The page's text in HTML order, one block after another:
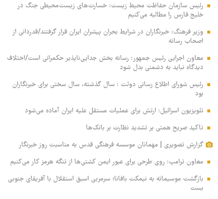
رئیس سازمان حفاظت محیط زیست: خسارت‌های زیست‌محیطی جنگ در
خلیج فارس را مطالبه‌ می‌کنیم
وزیر فرهنگ: خبرنگاران در شرایط بحران پیشران ایران قرار گرفتند/قدردانی از
اصحاب رسانه
معاون اجرایی رئیس جمهور: رسانه بخش جدایی‌ناپذیر حکمرانی است/اختلاف
دیدگاه نباید به دشمنی بدل شود
رئیس شورای اطلاع رسانی دولت : سال گذشته، سال سختی برای خبرنگاران
بود
تلویزیون اسرائیل: ارتش برای عملیات مستقل علیه ایران آماده می‌شود
تاکید صریح همتی بر تشدید نظارت بر بانک‌ها
گزارش تصویری | مهمانان موسسه فرهنگی قدس به مناسبت روز خبرنگار
معاون ترامپ: روی طرحی برای عبور ایمن کشتی‌ها از تنگه هرمز کار می‌کنیم
بازگشت موسیمانه به نیمکت بافانا؛ سرمربی اسبق استقلال با آفریقای جنوبی
بست